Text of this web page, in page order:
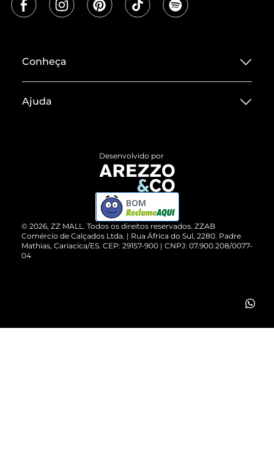
Conheça
Termos de Uso
ZZ MALL é confiável
Cartão Presente
Vendas Corporativas
Ajuda
Devolução do Produto
Compre pelo WhatsApp
© 2026, ZZ MALL. Todos os direitos reservados. ZZAB
Comércio de Calçados Ltda. | Rua África do Sul, 2280. Padre
Mathias, Cariacica/ES. CEP: 29157-900 | CNPJ: 07.900.208/0077-
04
Desenvolvido por
BOM